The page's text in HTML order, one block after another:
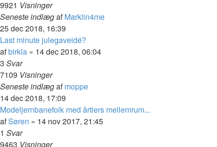
9921 Visninger
Seneste indlægafMarklin4me
25 dec 2018, 16:39
Last minute julegaveidé?
afbirkla » 14 dec 2018, 06:04
3 Svar
7109 Visninger
Seneste indlægafmoppe
14 dec 2018, 17:09
Modeljernbanefolk med årtiers mellemrum...
afSøren » 14 nov 2017, 21:45
1 Svar
9463 Visninger